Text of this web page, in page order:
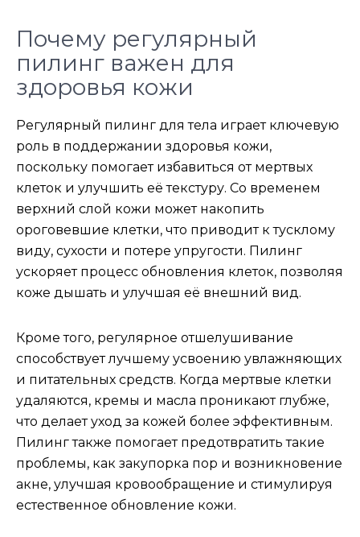
Почему регулярный
пилинг важен для
здоровья кожи
Регулярный пилинг для тела играет ключевую
роль в поддержании здоровья кожи,
поскольку помогает избавиться от мертвых
клеток и улучшить её текстуру. Со временем
верхний слой кожи может накопить
ороговевшие клетки, что приводит к тусклому
виду, сухости и потере упругости. Пилинг
ускоряет процесс обновления клеток, позволяя
коже дышать и улучшая её внешний вид.
Кроме того, регулярное отшелушивание
способствует лучшему усвоению увлажняющих
и питательных средств. Когда мертвые клетки
удаляются, кремы и масла проникают глубже,
что делает уход за кожей более эффективным.
Пилинг также помогает предотвратить такие
проблемы, как закупорка пор и возникновение
акне, улучшая кровообращение и стимулируя
естественное обновление кожи.